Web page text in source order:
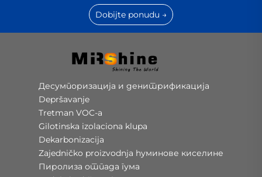
Dobijte ponudu →
Десумпоризација и денитрификација
Depršavanje
Tretman VOC-a
Gilotinska izolaciona klupa
Dekarbonizacija
Zajedničko proizvodnja hуминове киселине
Пиролиза отпада гума